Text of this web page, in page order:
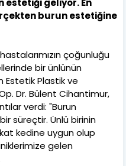
estetiği geliyor. En
burun estetiğine
çoğunluğu
bir ünlünün
Estetik Plastik ve
Dr. Bülent Cihantimur,
verdi: "Burun
süreçtir. Ünlü birinin
kedine uygun olup
gelen